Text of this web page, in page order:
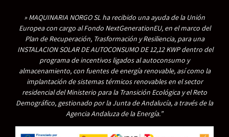
» MAQUINARIA NORGO SL ha recibido una ayuda de la Unión
Europea con cargo al Fondo NextGenerationEU, en el marco del
Plan de Recuperación, Trasformación y Resiliencia, para una
INSTALACION SOLAR DE AUTOCONSUMO DE 12,12 KWP dentro del
programa de incentivos ligados al autoconsumo y
almacenamiento, con fuentes de energía renovable, así como la
implantación de sistemas térmicos renovables en el sector
residencial del Ministerio para la Transición Ecológica y el Reto
Demográfico, gestionado por la Junta de Andalucía, a través de la
Agencia Andaluza de la Energía.”